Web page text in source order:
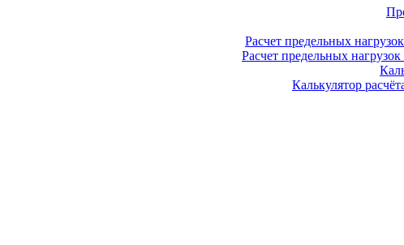
Расчет предельных
Расчет предельных
Калькулятор